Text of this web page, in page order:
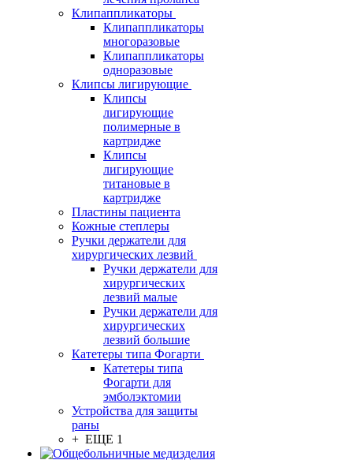
Клипаппликаторы
Клипаппликаторы
многоразовые
Клипаппликаторы
одноразовые
Клипсы лигирующие
Клипсы
лигирующие
полимерные в
картридже
Клипсы
лигирующие
титановые в
картридже
Пластины пациента
Кожные степлеры
Ручки держатели для
хирургических лезвий
Ручки держатели для
хирургических
лезвий малые
Ручки держатели для
хирургических
лезвий большие
Катетеры типа Фогарти
Катетеры типа
Фогарти для
эмболэктомии
Устройства для защиты
раны
+ ЕЩЕ 1